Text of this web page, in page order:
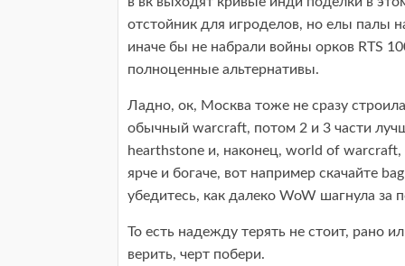
отстойник для игроделов, но елы палы
иначе бы не набрали войны орков RTS
полноценные альтернативы.
Ладно, ок, Москва тоже не сразу
обычный warcraft, потом 2 и 3 части
hearthstone и, наконец, world of
ярче и богаче, вот например скачайте
убедитесь, как далеко WoW шагнула за
То есть надежду терять не стоит, рано
верить, черт побери.